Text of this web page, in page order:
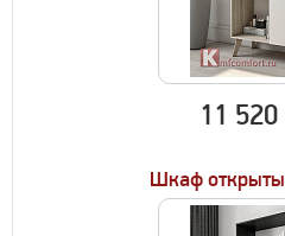
11 520
Шкаф